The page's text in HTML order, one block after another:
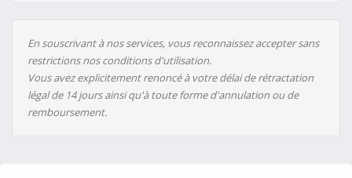
En souscrivant à nos services, vous reconnaissez accepter sans
restrictions nos conditions d'utilisation.
Vous avez explicitement renoncé à votre délai de rétractation
légal de 14 jours ainsi qu'à toute forme d'annulation ou de
remboursement.